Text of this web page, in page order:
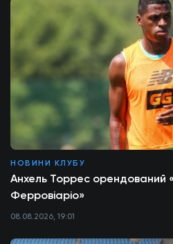
НОВИНИ КЛУБУ
Анхель Торрес орендований
Ферровіаріо»
08.08.2026, 19:01